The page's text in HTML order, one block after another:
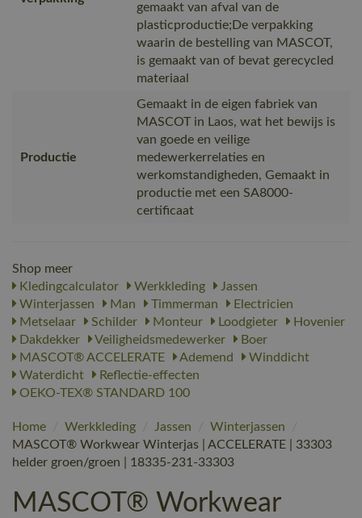
gemaakt van afval van de
plasticproductie;De verpakking
waarin de bestelling van MASCOT,
is gemaakt van of bevat gerecycled
materiaal
Productie
Gemaakt in de eigen fabriek van
MASCOT in Laos, wat het bewijs is
van goede en veilige
medewerkerrelaties en
werkomstandigheden, Gemaakt in
productie met een SA8000-
certificaat
Shop meer
Kledingcalculator
Werkkleding
Jassen
Winterjassen
Man Timmerman
Electricien
Metselaar
Schilder Monteur Loodgieter
Hovenier
Dakdekker
Veiligheidsmedewerker
Boer
MASCOT® ACCELERATE
Ademend
Winddicht
Waterdicht
Reflectie-effecten
OEKO-TEX® STANDARD 100
Home / Werkkleding / Jassen / Winterjassen
/
MASCOT® Workwear Winterjas | ACCELERATE | 33303
helder groen/groen | 18335-231-33303
MASCOT® Workwear